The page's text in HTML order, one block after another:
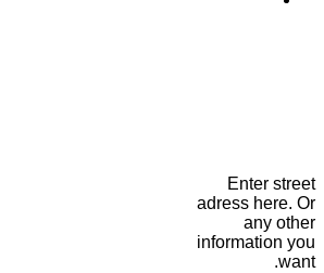
Enter street
adress here. Or
any other
information you
want.